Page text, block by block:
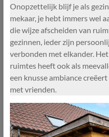
Onopzettelijk blijf je als
mekaar, je hebt immers wel
die wijze afscheiden van
gezinnen, ieder zijn
verbonden met elkander.
ruimtes heeft ook als
een knusse ambiance
met vrienden.